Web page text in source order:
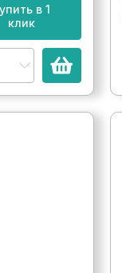
в 1
клик